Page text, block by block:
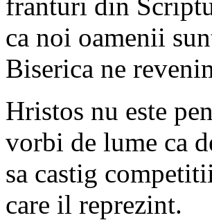
ca noi oamenii
Biserica ne
Hristos nu este
vorbi de lume ca
sa castig
care il reprezint.